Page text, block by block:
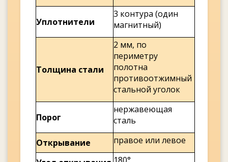
Уплотнители
3 контура (один
магнитный)
Толщина стали
2 мм, по
периметру
полотна
противоотжимный
стальной уголок
Порог
нержавеющая
сталь
Открывание
правое или левое
180°